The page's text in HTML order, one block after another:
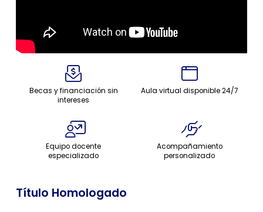
Becas y financiación sin
intereses
Aula virtual disponible 24/7
Equipo docente
especializado
Acompañamiento
personalizado
Título Homologado